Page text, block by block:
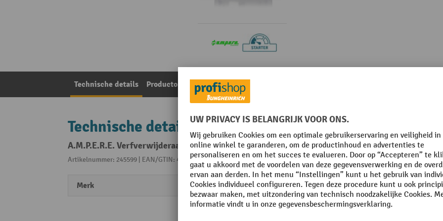
Technische details Productomschrijving Productopmerkingen
Technische details
A.M.P.E.R.E. Verfverwijderaar MRO Industry, 500 ml, 12 stuks/VE
Artikelnummer: 245599 | EAN/GTIN: 4349588320000Uit de categorie:Bodem-markeringsverf
Merk A.M.P.E.R.E. Rubriek